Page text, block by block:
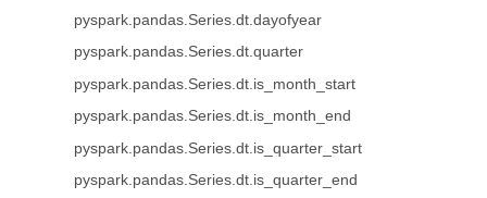
pyspark.pandas.Series.dt.dayofyear
pyspark.pandas.Series.dt.quarter
pyspark.pandas.Series.dt.is_month_start
pyspark.pandas.Series.dt.is_month_end
pyspark.pandas.Series.dt.is_quarter_start
pyspark.pandas.Series.dt.is_quarter_end